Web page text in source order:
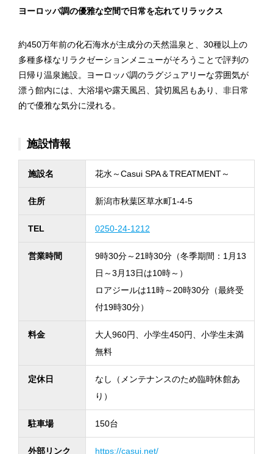
ヨーロッパ調の優雅な空間で日常を忘れてリラックス
約450万年前の化石海水が主成分の天然温泉と、30種以上の
多種多様なリラクゼーションメニューがそろうことで評判の
日帰り温泉施設。ヨーロッパ調のラグジュアリーな雰囲気が
漂う館内には、大浴場や露天風呂、貸切風呂もあり、非日常
的で優雅な気分に浸れる。
施設情報
施設名 花水～Casui SPA＆TREATMENT～
住所 新潟市秋葉区草水町1-4-5
TEL 0250-24-1212
営業時間
9時30分～21時30分（冬季期間：1月13
日～3月13日は10時～）
ロアジールは11時～20時30分（最終受
付19時30分）
料金
大人960円、小学生450円、小学生未満
無料
定休日
なし（メンテナンスのため臨時休館あ
り）
駐車場 150台
外部リンク https://casui.net/